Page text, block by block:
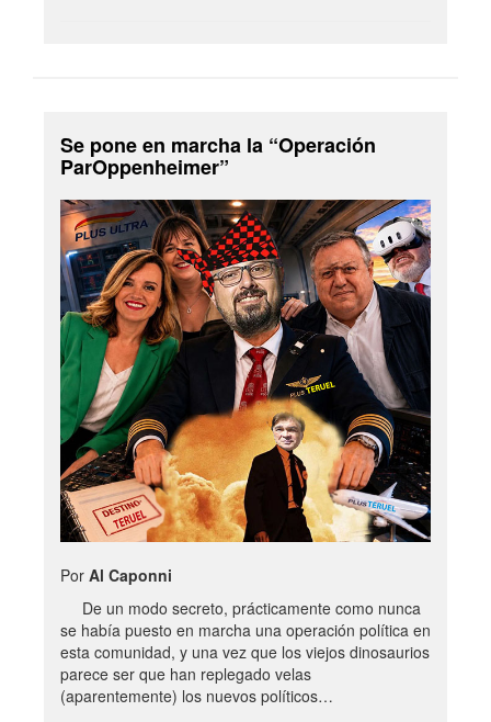
Se pone en marcha la “Operación
ParOppenheimer”
Por Al Caponni
De un modo secreto, prácticamente como nunca
se había puesto en marcha una operación política en
esta comunidad, y una vez que los viejos dinosaurios
parece ser que han replegado velas
(aparentemente) los nuevos políticos…